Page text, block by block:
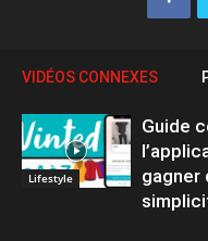
VIDÉOS CONNEXES
Lifestyle
Guide
gagner